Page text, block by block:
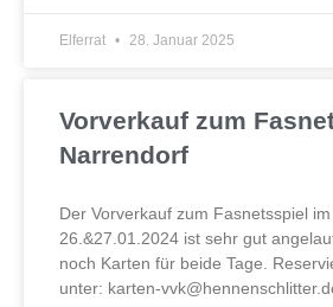
Elferrat 28. Januar 2025
Vorverkauf zum
Narrendorf
Der Vorverkauf zum Fasnetsspiel
26.&27.01.2024 ist sehr gut
noch Karten für beide Tage.
unter: karten-